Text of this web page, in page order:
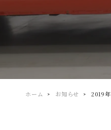
ホーム お知らせ 2019